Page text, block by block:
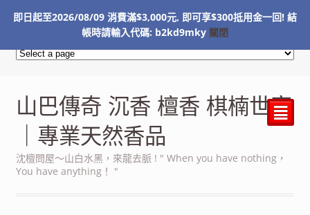
山巴傳奇 沉香 檀香 棋楠世家
｜專業天然香品
沈檀問屋～山白水黑，來龍去脈 ! " When you have nothing，
You have anything！ "
²
即日起至2026/08/09 消費滿$3,000元, 即可享$300抵用金一回! 結
帳時請輸入代碼: b2kd9mky 關閉